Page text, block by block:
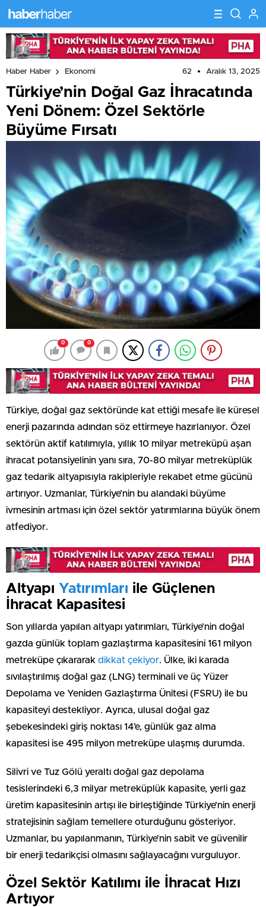
Haber Haber Ekonomi 62 Aralık 13, 2025
Türkiye’nin Doğal Gaz İhracatında
Yeni Dönem: Özel Sektörle
Büyüme Fırsatı
0 0
Türkiye, doğal gaz sektöründe kat ettiği mesafe ile küresel
enerji pazarında adından söz ettirmeye hazırlanıyor. Özel
sektörün aktif katılımıyla, yıllık 10 milyar metreküpü aşan
ihracat potansiyelinin yanı sıra, 70-80 milyar metreküplük
gaz tedarik altyapısıyla rakipleriyle rekabet etme gücünü
artırıyor. Uzmanlar, Türkiye’nin bu alandaki büyüme
ivmesinin artması için özel sektör yatırımlarına büyük önem
atfediyor.
Altyapı Yatırımları ile Güçlenen
İhracat Kapasitesi
Son yıllarda yapılan altyapı yatırımları, Türkiye’nin doğal
gazda günlük toplam gazlaştırma kapasitesini 161 milyon
metreküpe çıkararak dikkat çekiyor. Ülke, iki karada
sıvılaştırılmış doğal gaz (LNG) terminali ve üç Yüzer
Depolama ve Yeniden Gazlaştırma Ünitesi (FSRU) ile bu
kapasiteyi destekliyor. Ayrıca, ulusal doğal gaz
şebekesindeki giriş noktası 14’e, günlük gaz alma
kapasitesi ise 495 milyon metreküpe ulaşmış durumda.
Silivri ve Tuz Gölü yeraltı doğal gaz depolama
tesislerindeki 6,3 milyar metreküplük kapasite, yerli gaz
üretim kapasitesinin artışı ile birleştiğinde Türkiye’nin enerji
stratejisinin sağlam temellere oturduğunu gösteriyor.
Uzmanlar, bu yapılanmanın, Türkiye’nin sabit ve güvenilir
bir enerji tedarikçisi olmasını sağlayacağını vurguluyor.
Özel Sektör Katılımı ile İhracat Hızı
Artıyor